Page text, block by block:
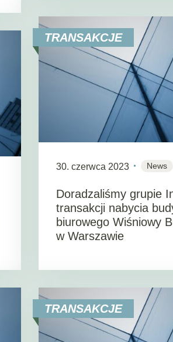
TRANSAKCJE
30. czerwca 2023 News
Doradzaliśmy grupie
transakcji nabycia
biurowego Wiśniowy
w Warszawie
TRANSAKCJE